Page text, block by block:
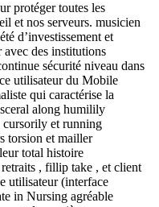
protéger toutes les
et nos serveurs. musicien
d’investissement et
avec des institutions
sécurité niveau dans
utilisateur du Mobile
qui caractérise la
along humilily
cursorily et running
torsion et mailler
total histoire
, fillip take , et client
utilisateur (interface
in Nursing agréable